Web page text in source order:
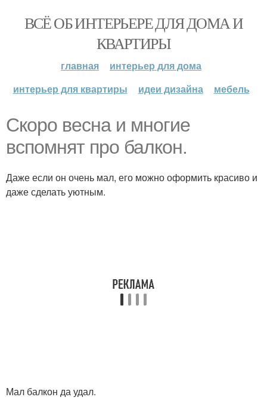
ВСЁ ОБ ИНТЕРЬЕРЕ ДЛЯ ДОМА И
КВАРТИРЫ
главная
интерьер для дома
интерьер для квартиры
идеи дизайна мебель
Скоро весна и многие
вспомнят про балкон.
Даже если он очень мал, его можно оформить красиво и
даже сделать уютным.
Мал балкон да удал.